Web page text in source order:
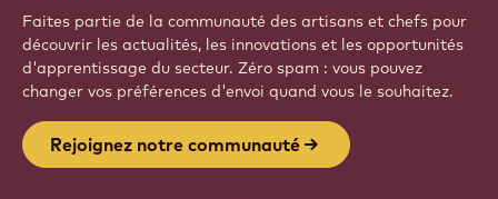
Faites partie de la communauté des artisans et chefs pour
découvrir les actualités, les innovations et les opportunités
d'apprentissage du secteur. Zéro spam : vous pouvez
changer vos préférences d'envoi quand vous le souhaitez.
Rejoignez notre communauté